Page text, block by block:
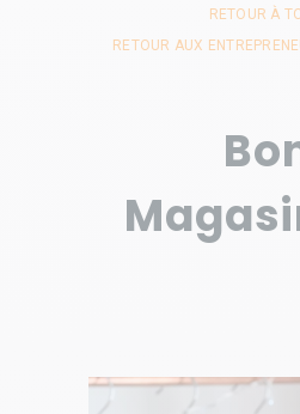
RETOUR À
RETOUR AUX